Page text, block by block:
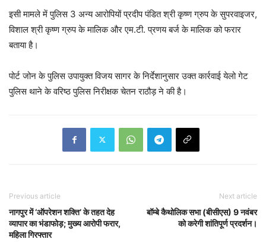
इसी मामले में पुलिस 3 अन्य आरोपियों प्रदीप पंडित श्री कृष्ण ग्रुप के सुपरवाइजर,
विशाल श्री कृष्ण ग्रुप के मालिक और एम.टी. प्रणय बर्ज के मालिक को फरार
बताया है।
पोर्ट जोन के पुलिस उपायुक्त विजय सागर के निर्देशानुसार उक्त कार्रवाई येलो गेट
पुलिस थाने के वरिष्ठ पुलिस निरीक्षक चेतन राठौड़ ने की है।
Previous article
नागपुर में ‘ऑपरेशन शक्ति’ के तहत देह
व्यापार का भंडाफोड़; मुख्य आरोपी फरार,
महिला गिरफ्तार
Next article
बॉम्बे कैथोलिक सभा (बीसीएस) 9 नवंबर
को करेगी शांतिपूर्ण प्रदर्शन।